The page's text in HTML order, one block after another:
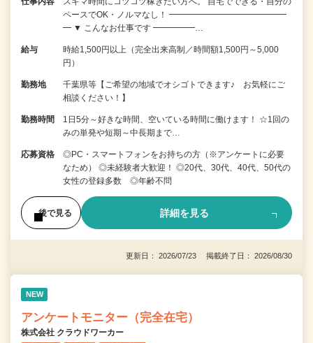
ペースでOK・ノルマなし！ ━━━━━━━━━━━━━━
━ ▼ こんなお仕事です ━━━━━…
給与
時給1,500円以上（完全出来高制／時間額1,500円～5,000
円）
勤務地
千葉県等【ご希望の地域でオシゴトできます♪ お気軽にご
相談ください！】
勤務時間
1日5分～好きな時間、空いている時間に働けます！ ☆1回の
みの単発や短期～中長期まで…
応募資格
◎PC・スマートフォンをお持ちの方（※アンケートに必要
なため） ◎未経験者大歓迎！ ◎20代、30代、40代、50代の
女性の登録多数 ◎年齢不問
後で見る 詳細を見る
更新日： 2026/07/23 掲載終了日： 2026/08/30
NEW
アンケートモニター（完全在宅）
株式会社 クラウドワーカー